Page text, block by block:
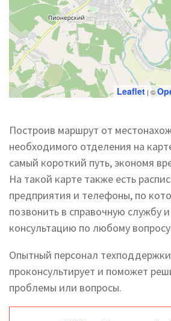
Leaflet | ©
Построив маршрут от
необходимого отделения на
самый короткий путь, экономя
На такой карте также есть
предприятия и телефоны, по
позвонить в справочную службу
консультацию по любому
Опытный персонал техподдержки
проконсультирует и поможет
проблемы или вопросы.